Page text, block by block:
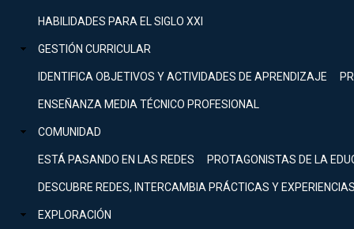
Menú
entrar
mi
principal
HABILIDADES PARA EL SIGLO XXI
GESTIÓN CURRICULAR
IDENTIFICA OBJETIVOS Y ACTIVIDADES DE APRENDIZAJE
ENSEÑANZA MEDIA TÉCNICO PROFESIONAL
COMUNIDAD
ESTÁ PASANDO EN LAS REDES PROTAGONISTAS DE LA
DESCUBRE REDES, INTERCAMBIA PRÁCTICAS Y EXPERIENCIAS
EXPLORACIÓN
Expand
COMUNIDAD
Expand
EXPLORACIÓN
[Educarchile
Inicia